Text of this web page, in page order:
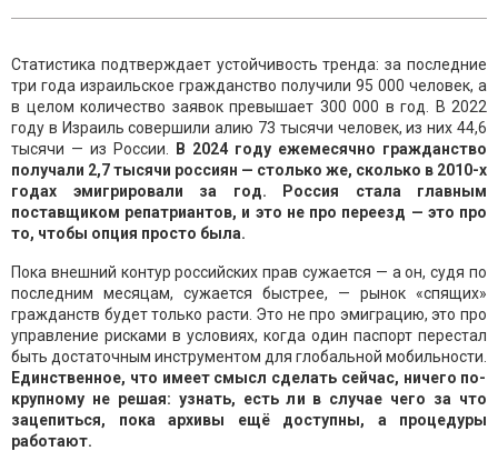
Статистика подтверждает устойчивость тренда: за последние
три года израильское гражданство получили 95 000 человек, а
в целом количество заявок превышает 300 000 в год. В 2022
году в Израиль совершили алию 73 тысячи человек, из них 44,6
тысячи — из России.
В 2024 году ежемесячно гражданство
получали 2,7 тысячи россиян — столько же, сколько в 2010-х
годах эмигрировали за год. Россия стала главным
поставщиком репатриантов, и это не про переезд — это про
то, чтобы опция просто была.
Пока внешний контур российских прав сужается — а он, судя по
последним месяцам, сужается быстрее, — рынок «спящих»
гражданств будет только расти. Это не про эмиграцию, это про
управление рисками в условиях, когда один паспорт перестал
быть достаточным инструментом для глобальной мобильности.
Единственное, что имеет смысл сделать сейчас, ничего по-
крупному не решая: узнать, есть ли в случае чего за что
зацепиться, пока архивы ещё доступны, а процедуры
работают.